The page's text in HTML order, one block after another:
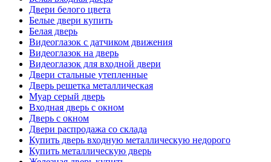
Двери белого цвета
Белые двери купить
Белая дверь
Видеоглазок с датчиком движения
Видеоглазок на дверь
Видеоглазок для входной двери
Двери стальные утепленные
Дверь решетка металлическая
Муар серый дверь
Входная дверь с окном
Дверь с окном
Двери распродажа со склада
Купить дверь входную металлическую недорого
Купить металлическую дверь